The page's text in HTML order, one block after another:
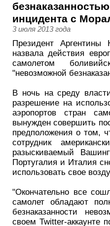
инцидента с
3 июля 2013 года
Президент
назвала действия
самолетом
"невозможной
В ночь на среду
разрешение на
аэропортов стран
вынужден совершить
предположения о том,
сотрудник
разыскиваемый
Португалия и Италия
использовать свое
"Окончательно все
самолет обладают
безнаказанности
своем Twitter-аккаунте